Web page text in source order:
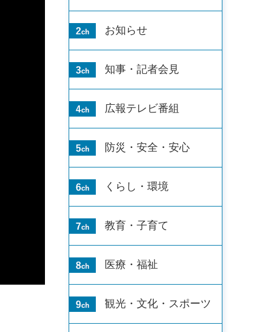
お知らせ
知事・記者会見
広報テレビ番組
防災・安全・安心
くらし・環境
教育・子育て
医療・福祉
観光・文化・ スポーツ